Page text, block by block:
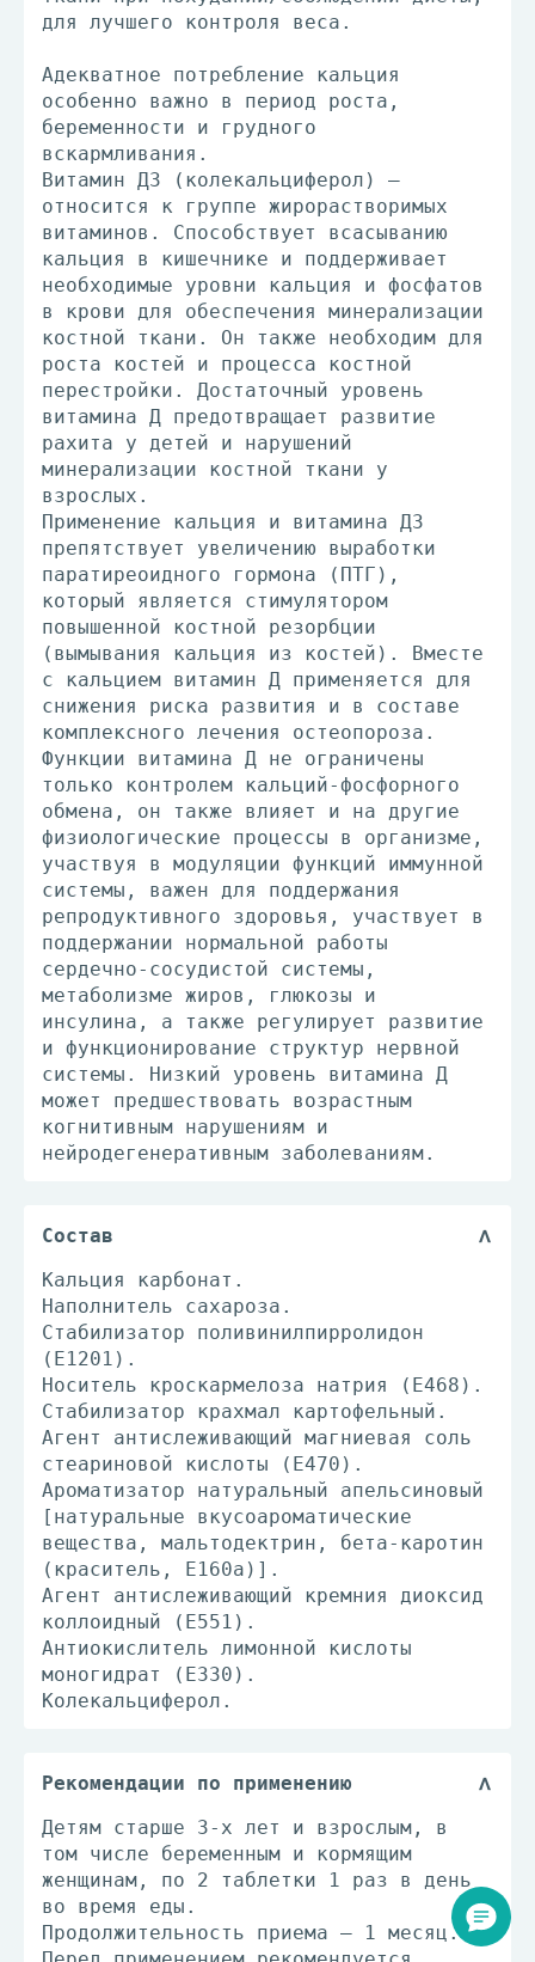
для лучшего контроля веса.
Адекватное потребление кальция
особенно важно в период роста,
беременности и грудного
вскармливания.
Витамин Д3 (колекальциферол) –
относится к группе жирорастворимых
витаминов. Способствует всасыванию
кальция в кишечнике и поддерживает
необходимые уровни кальция и фосфатов
в крови для обеспечения минерализации
костной ткани. Он также необходим для
роста костей и процесса костной
перестройки. Достаточный уровень
витамина Д предотвращает развитие
рахита у детей и нарушений
минерализации костной ткани у
взрослых.
Применение кальция и витамина Д3
препятствует увеличению выработки
паратиреоидного гормона (ПТГ),
который является стимулятором
повышенной костной резорбции
(вымывания кальция из костей). Вместе
с кальцием витамин Д применяется для
снижения риска развития и в составе
комплексного лечения остеопороза.
Функции витамина Д не ограничены
только контролем кальций-фосфорного
обмена, он также влияет и на другие
физиологические процессы в организме,
участвуя в модуляции функций иммунной
системы, важен для поддержания
репродуктивного здоровья, участвует в
поддержании нормальной работы
сердечно-сосудистой системы,
метаболизме жиров, глюкозы и
инсулина, а также регулирует развитие
и функционирование структур нервной
системы. Низкий уровень витамина Д
может предшествовать возрастным
когнитивным нарушениям и
нейродегенеративным заболеваниям.
Состав
Кальция карбонат.
Наполнитель сахароза.
Стабилизатор поливинилпирролидон
(Е1201).
Носитель кроскармелоза натрия (Е468).
Стабилизатор крахмал картофельный.
Агент антислеживающий магниевая соль
стеариновой кислоты (Е470).
Ароматизатор натуральный апельсиновый
[натуральные вкусоароматические
вещества, мальтодектрин, бета-каротин
(краситель, Е160а)].
Агент антислеживающий кремния диоксид
коллоидный (Е551).
Антиокислитель лимонной кислоты
моногидрат (Е330).
Колекальциферол.
Рекомендации по применению
Детям старше 3-х лет и взрослым, в
том числе беременным и кормящим
женщинам, по 2 таблетки 1 раз в день
во время еды.
Продолжительность приема – 1 месяц.